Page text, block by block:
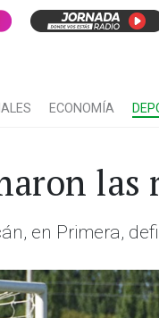
ECONOMÍA
las
en Primera,